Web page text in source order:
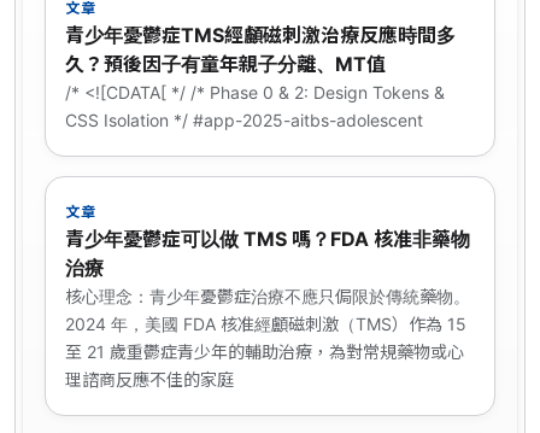
文章
青少年憂鬱症TMS經顱磁刺激治療反應時間多
久？預後因子有童年親子分離、MT值
/* <![CDATA[ */ /* Phase 0 & 2: Design Tokens &
CSS Isolation */ #app-2025-aitbs-adolescent
文章
青少年憂鬱症可以做 TMS 嗎？FDA 核准非藥物
治療
核心理念：青少年憂鬱症治療不應只侷限於傳統藥物。
2024 年，美國 FDA 核准經顱磁刺激（TMS）作為 15
至 21 歲重鬱症青少年的輔助治療，為對常規藥物或心
理諮商反應不佳的家庭